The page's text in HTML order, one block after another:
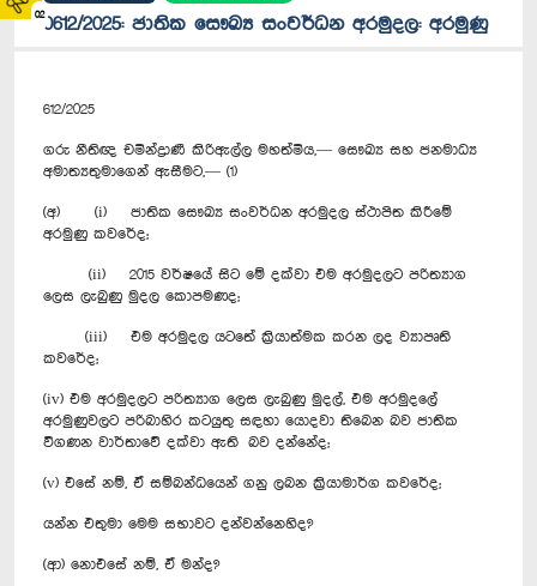
020612/2025: ජාතික සෞඛ්‍ය සංවර්ධන අරමුදල: අරමුණු
612/2025
ගරු නීතිඥ චමින්ද්‍රාණී කිරිඇල්ල මහත්මිය,— සෞඛ්‍ය සහ ජනමාධ්‍ය
අමාත්‍යතුමාගෙන් ඇසීමට,— (1)
(අ) (i) ජාතික සෞඛ්‍ය සංවර්ධන අරමුදල ස්ථාපිත කිරීමේ
අරමුණු කවරේද;
(ii) 2015 වර්ෂයේ සිට මේ දක්වා එම අරමුදලට පරිත්‍යාග
ලෙස ලැබුණු මුදල කොපමණද;
(iii) එම අරමුදල යටතේ ක්‍රියාත්මක කරන ලද ව්‍යාපෘති
කවරේද;
(iv) එම අරමුදලට පරිත්‍යාග ලෙස ලැබුණු මුදල්, එම අරමුදලේ
අරමුණුවලට පරිබාහිර කටයුතු සඳහා යොදවා තිබෙන බව ජාතික
විගණන වාර්තාවේ දක්වා ඇති බව දන්නේද;
(v) එසේ නම්, ඒ සම්බන්ධයෙන් ගනු ලබන ක්‍රියාමාර්ග කවරේද;
යන්න එතුමා මෙම සභාවට දන්වන්නෙහිද?
(ආ) නොඑසේ නම්, ඒ මන්ද?